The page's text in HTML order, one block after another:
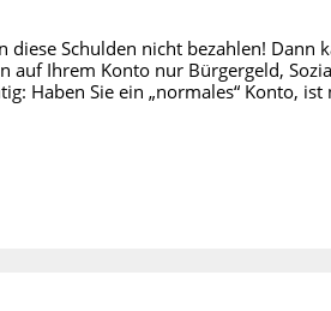
diese Schulden nicht bezahlen! Dann
auf Ihrem Konto nur Bürgergeld,
Haben Sie ein „normales“ Konto, ist